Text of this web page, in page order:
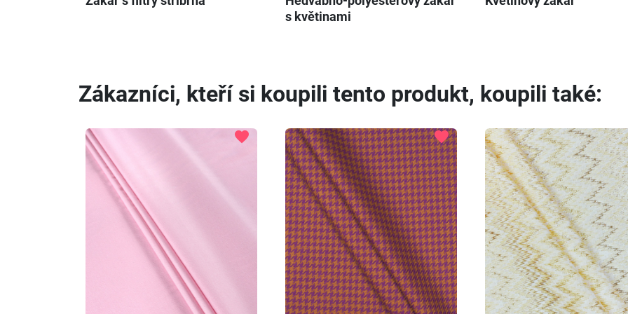
s květinami
Zákazníci, kteří si koupili tento produkt, koupili také:
favorite favorite